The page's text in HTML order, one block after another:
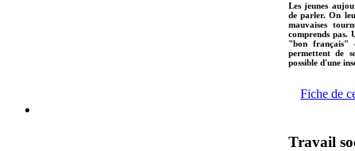
Les jeunes
de parler. On
mauvaises
comprends pas.
"bon français"
permettent de
possible d'une
Fiche de
Travail